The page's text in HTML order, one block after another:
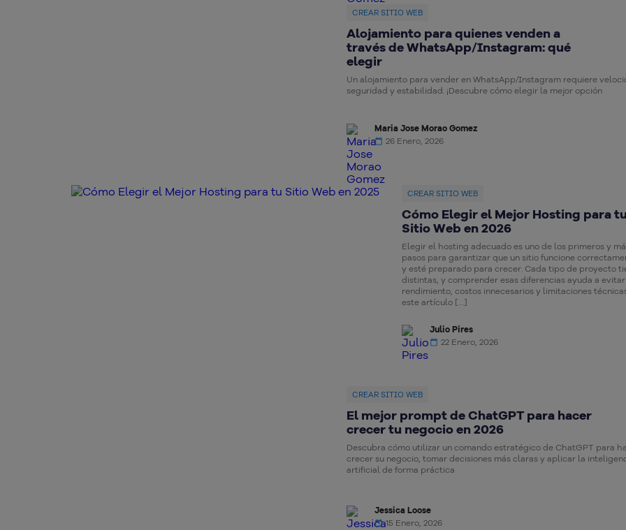
CREAR SITIO WEB
Alojamiento para quienes venden a
través de WhatsApp/Instagram: qué
elegir
Un alojamiento para vender en WhatsApp/Instagram requiere
seguridad y estabilidad. ¡Descubre cómo elegir la mejor opción
Maria Jose Morao Gomez
26 Enero, 2026
CREAR SITIO WEB
Cómo Elegir el Mejor Hosting para
Sitio Web en 2026
Elegir el hosting adecuado es uno de los primeros y
pasos para garantizar que un sitio funcione
y esté preparado para crecer. Cada tipo de proyecto
distintas, y comprender esas diferencias ayuda a
rendimiento, costos innecesarios y limitaciones
este artículo […]
Julio Pires
22 Enero, 2026
CREAR SITIO WEB
El mejor prompt de ChatGPT para hacer
crecer tu negocio en 2026
Descubra cómo utilizar un comando estratégico de ChatGPT para
crecer su negocio, tomar decisiones más claras y aplicar la
artificial de forma práctica
Jessica Loose
15 Enero, 2026